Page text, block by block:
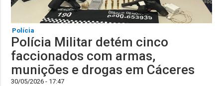
Polícia
Polícia Militar detém cinco
faccionados com armas,
munições e drogas em Cáceres
30/05/2026 - 17:47